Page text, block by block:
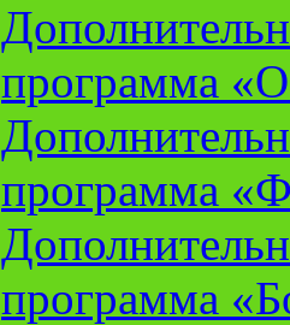
программа
программа
программа